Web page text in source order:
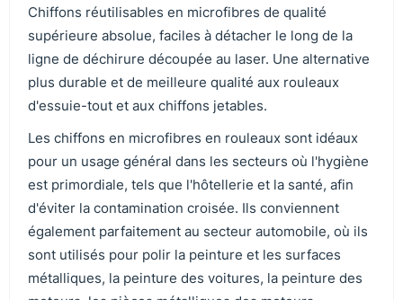
Chiffons réutilisables en microfibres de qualité
supérieure absolue, faciles à détacher le long de la
ligne de déchirure découpée au laser. Une alternative
plus durable et de meilleure qualité aux rouleaux
d'essuie-tout et aux chiffons jetables.
Les chiffons en microfibres en rouleaux sont idéaux
pour un usage général dans les secteurs où l'hygiène
est primordiale, tels que l'hôtellerie et la santé, afin
d'éviter la contamination croisée. Ils conviennent
également parfaitement au secteur automobile, où ils
sont utilisés pour polir la peinture et les surfaces
métalliques, la peinture des voitures, la peinture des